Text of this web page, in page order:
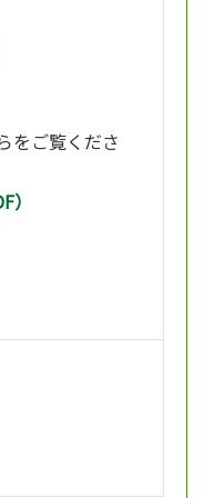
をご覧くださ